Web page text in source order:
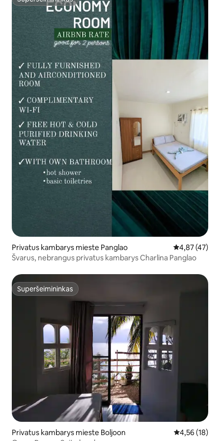
Superšeimininkas
Privatus kambarys mieste Panglao Vidutinis
4,87 (47)
Švarus, nebrangus privatus kambarys Charlina Panglao
Superšeimininkas
Superšeimininkas
Privatus kambarys mieste Boljoon Vidutinis
4,56 (18)